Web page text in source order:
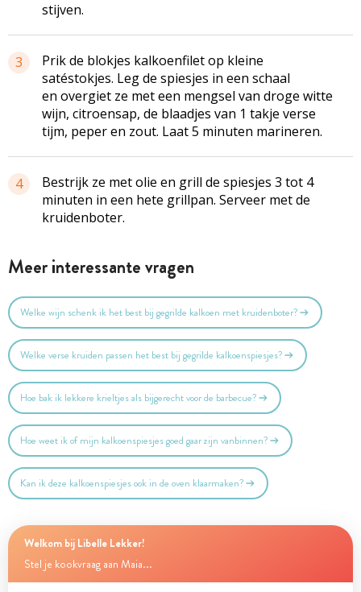
stijven.
3
Prik de blokjes kalkoenfilet op kleine
satéstokjes. Leg de spiesjes in een schaal
en overgiet ze met een mengsel van droge witte
wijn, citroensap, de blaadjes van 1 takje verse
tijm, peper en zout. Laat 5 minuten marineren.
4
Bestrijk ze met olie en grill de spiesjes 3 tot 4
minuten in een hete grillpan. Serveer met de
kruidenboter.
Meer interessante vragen
Welke wijn schenk ik het best bij gegrilde kalkoen met kruidenboter?
Welke verse kruiden passen het best bij gegrilde kalkoenspiesjes?
Hoe bak ik lekkere krieltjes als bijgerecht voor de barbecue?
Hoe weet ik of mijn kalkoenspiesjes goed gaar zijn vanbinnen?
Kan ik deze kalkoenspiesjes ook in de oven klaarmaken?
Welkom bij Libelle Lekker!
Stel je kookvraag aan Maia...